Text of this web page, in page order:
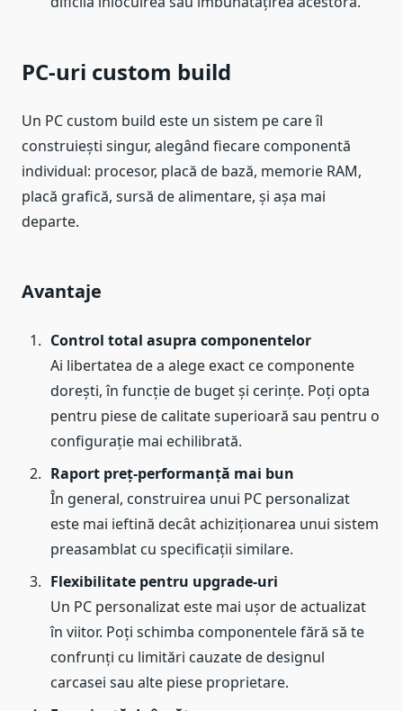
PC-uri custom build
Un PC custom build este un sistem pe care îl
construiești singur, alegând fiecare componentă
individual: procesor, placă de bază, memorie RAM,
placă grafică, sursă de alimentare, și așa mai
departe.
Avantaje
Control total asupra componentelor
Ai libertatea de a alege exact ce componente
dorești, în funcție de buget și cerințe. Poți opta
pentru piese de calitate superioară sau pentru o
configurație mai echilibrată.
Raport preț-performanță mai bun
În general, construirea unui PC personalizat
este mai ieftină decât achiziționarea unui sistem
preasamblat cu specificații similare.
Flexibilitate pentru upgrade-uri
Un PC personalizat este mai ușor de actualizat
în viitor. Poți schimba componentele fără să te
confrunți cu limitări cauzate de designul
carcasei sau alte piese proprietare.